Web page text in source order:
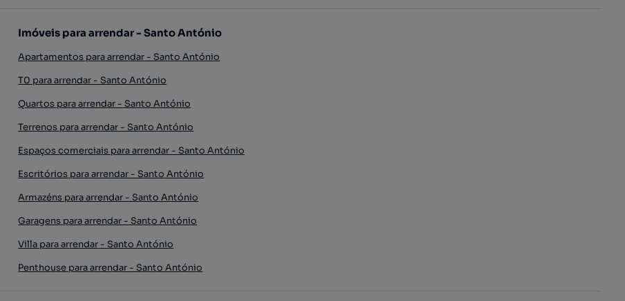
Imóveis para arrendar - Santo António
Apartamentos para arrendar - Santo António
T0 para arrendar - Santo António
Quartos para arrendar - Santo António
Terrenos para arrendar - Santo António
Espaços comerciais para arrendar - Santo António
Escritórios para arrendar - Santo António
Armazéns para arrendar - Santo António
Garagens para arrendar - Santo António
Villa para arrendar - Santo António
Penthouse para arrendar - Santo António